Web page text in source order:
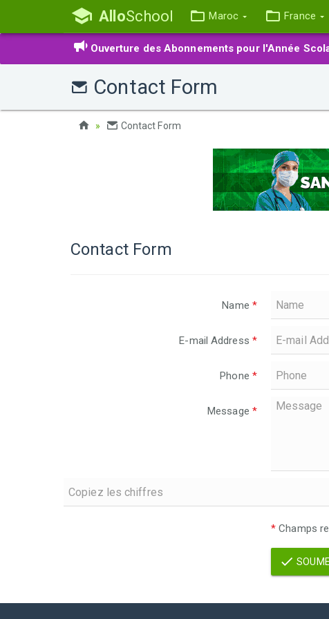
AlloSchool Maroc France
Ouverture des Abonnements pour l'Année
Contact Form
Contact Form
Contact Form
Name *
E-mail Address *
Phone *
Message *
* Champs